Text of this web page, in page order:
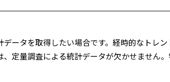
ータを取得したい場合です。経時的なトレ
定量調査による統計データが欠かせません。